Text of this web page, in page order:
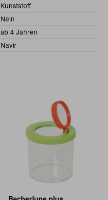
Kunststoff
Nein
ab 4 Jahren
Navir